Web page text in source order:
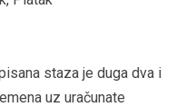
staza je duga dva i
uz uračunate